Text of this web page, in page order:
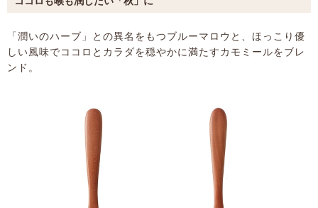
「潤いのハーブ」との異名をもつブルーマロウと、ほっこり優
しい風味でココロとカラダを穏やかに満たすカモミールをブレ
ンド。